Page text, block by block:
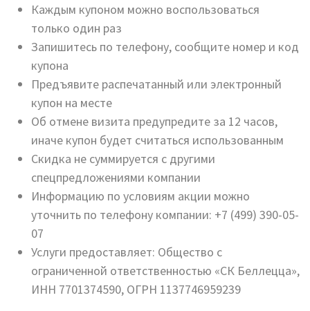
Каждым купоном можно воспользоваться
только один раз
Запишитесь по телефону, сообщите номер и код
купона
Предъявите распечатанный или электронный
купон на месте
Об отмене визита предупредите за 12 часов,
иначе купон будет считаться использованным
Скидка не суммируется с другими
спецпредложениями компании
Информацию по условиям акции можно
уточнить по телефону компании: +7 (499) 390-05-
07
Услуги предоставляет: Общество с
ограниченной ответственностью «СК Беллецца»,
ИНН 7701374590, ОГРН 1137746959239